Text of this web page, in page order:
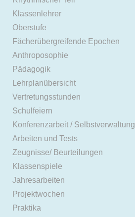
Klassenlehrer
Oberstufe
Fächerübergreifende Epochen
Anthroposophie
Pädagogik
Lehrplanübersicht
Vertretungsstunden
Schulfeiern
Konferenzarbeit / Selbstverwaltung
Arbeiten und Tests
Zeugnisse/ Beurteilungen
Klassenspiele
Jahresarbeiten
Projektwochen
Praktika